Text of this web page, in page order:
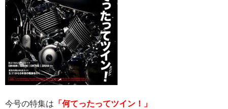
今号の特集は 「何てったってツイン！」